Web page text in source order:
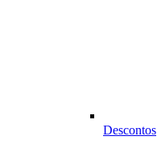
Descontos